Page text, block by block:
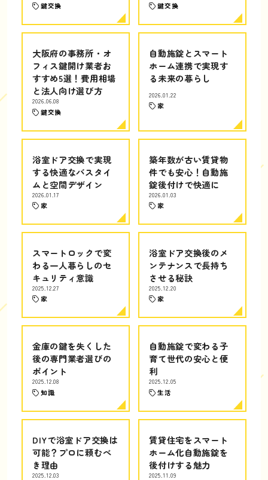
鍵交換 鍵交換
大阪府の事務所・オ
フィス鍵開け業者お
すすめ5選！費用相場
と法人向け選び方
2026.06.08
鍵交換
自動施錠とスマート
ホーム連携で実現す
る未来の暮らし
2026.01.22
家
浴室ドア交換で実現
する快適なバスタイ
ムと空間デザイン
2026.01.17
家
築年数が古い賃貸物
件でも安心！自動施
錠後付けで快適に
2026.01.03
家
スマートロックで変
わる一人暮らしのセ
キュリティ意識
2025.12.27
家
浴室ドア交換後のメ
ンテナンスで長持ち
させる秘訣
2025.12.20
家
金庫の鍵を失くした
後の専門業者選びの
ポイント
2025.12.08
知識
自動施錠で変わる子
育て世代の安心と便
利
2025.12.05
生活
DIYで浴室ドア交換は
可能？プロに頼むべ
き理由
2025.12.03
賃貸住宅をスマート
ホーム化自動施錠を
後付けする魅力
2025.11.09